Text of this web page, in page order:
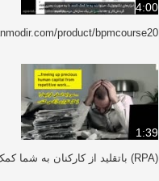
4:00
product/bpmcourse20/
1:39
(RPA) باتقلید از کارکنان به شما کمک می کند با خطای صفر کار کنید و هزینه های خود به شدت کاهش دهید